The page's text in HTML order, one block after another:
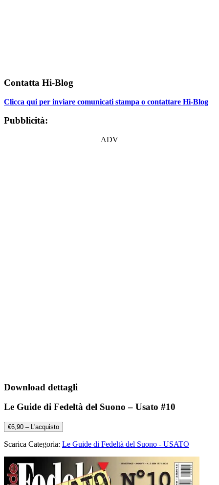
Contatta Hi-Blog
Clicca qui per inviare comunicati stampa o contattare Hi-Blog
Pubblicità:
ADV
Download dettagli
Le Guide di Fedeltà del Suono – Usato #10
€6,90 – L'acquisto
Scarica Categoria: Le Guide di Fedeltà del Suono - USATO